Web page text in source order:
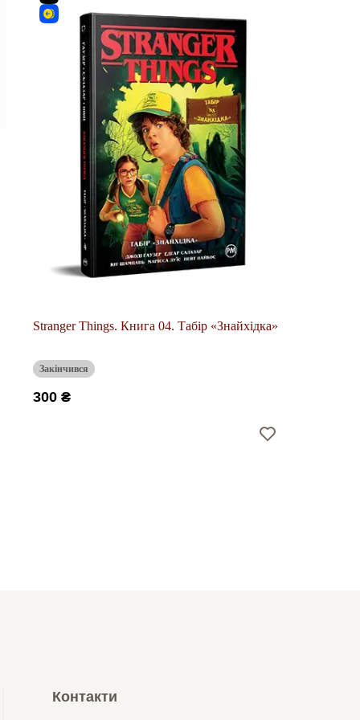
Stranger Things. Книга 04. Табір «Знайхідка»
Закінчився
300 ₴
Контакти